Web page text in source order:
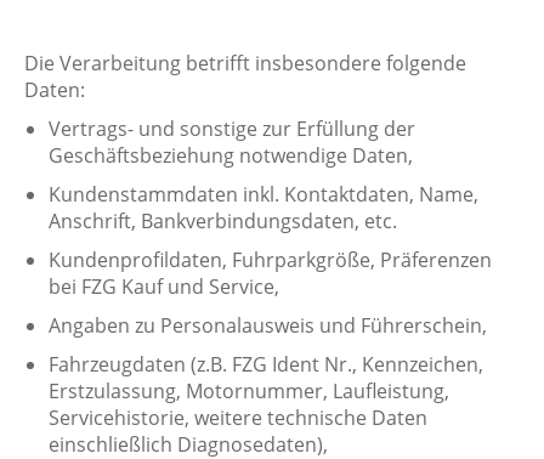
Die Verarbeitung betrifft insbesondere folgende
Daten:
Vertrags- und sonstige zur Erfüllung der
Geschäftsbeziehung notwendige Daten,
Kundenstammdaten inkl. Kontaktdaten, Name,
Anschrift, Bankverbindungsdaten, etc.
Kundenprofildaten, Fuhrparkgröße, Präferenzen
bei FZG Kauf und Service,
Angaben zu Personalausweis und Führerschein,
Fahrzeugdaten (z.B. FZG Ident Nr., Kennzeichen,
Erstzulassung, Motornummer, Laufleistung,
Servicehistorie, weitere technische Daten
einschließlich Diagnosedaten),